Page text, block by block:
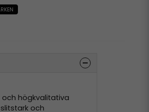
högkvalitativa
och